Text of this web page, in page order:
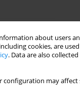
about users
cookies, are
. Data are also
configuration may